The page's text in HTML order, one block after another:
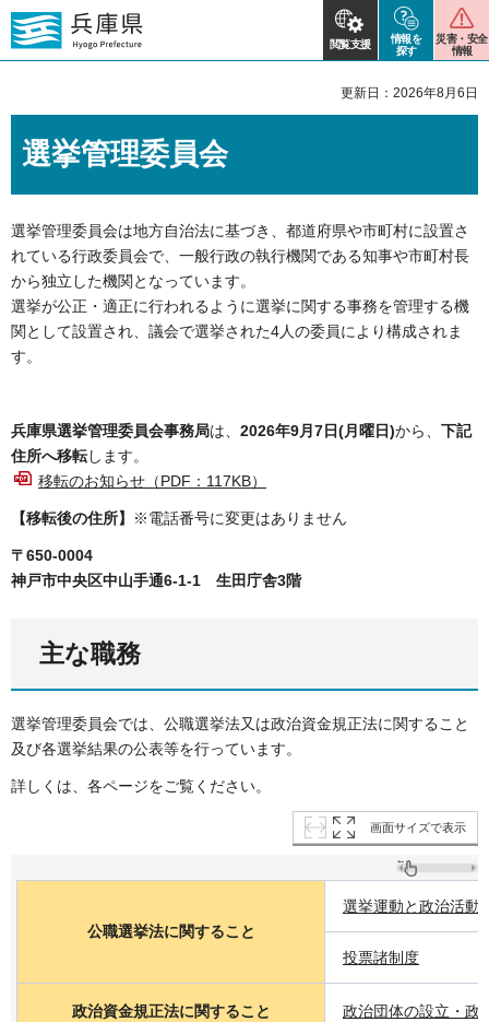
閲覧支援
情報を
探す
災害・安全
情報
更新日：2026年8月6日
選挙管理委員会
選挙管理委員会は地方自治法に基づき、都道府県や市町村に設置さ
れている行政委員会で、一般行政の執行機関である知事や市町村長
から独立した機関となっています。
選挙が公正・適正に行われるように選挙に関する事務を管理する機
関として設置され、議会で選挙された4人の委員により構成されま
す。
兵庫県選挙管理委員会事務局は、 2026年9月7日(月曜日)から、 下記
住所へ移転します。
移転のお知らせ（PDF：117KB）
【移転後の住所】 ※電話番号に変更はありません
〒650-0004
神戸市中央区中山手通6-1-1 生田庁舎3階
主な職務
選挙管理委員会では、公職選挙法又は政治資金規正法に関すること
及び各選挙結果の公表等を行っています。
詳しくは、各ページをご覧ください。
画面サイズで表示
公職選挙法に関すること
選挙運動と政治活動
投票諸制度
政治資金規正法に関すること 政治団体の設立・政